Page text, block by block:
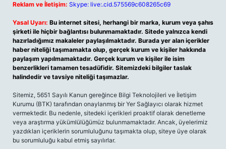
Reklam ve İletişim: Skype: live:.cid.575569c608265c69
Yasal Uyarı: Bu internet sitesi, herhangi bir marka, kurum veya şahıs
şirketi ile hiçbir bağlantısı bulunmamaktadır. Sitede yalnızca kendi
hazırladığımız makaleler paylaşılmaktadır. Burada yer alan içerikler
haber niteliği taşımamakta olup, gerçek kurum ve kişiler hakkında
paylaşım yapılmamaktadır. Gerçek kurum ve kişiler ile isim
benzerlikleri tamamen tesadüfidir. Sitemizdeki bilgiler taslak
halindedir ve tavsiye niteliği taşımazlar.
Sitemiz, 5651 Sayılı Kanun gereğince Bilgi Teknolojileri ve İletişim
Kurumu (BTK) tarafından onaylanmış bir Yer Sağlayıcı olarak hizmet
vermektedir. Bu nedenle, sitedeki içerikleri proaktif olarak denetleme
veya araştırma yükümlülüğümüz bulunmamaktadır. Ancak, üyelerimiz
yazdıkları içeriklerin sorumluluğunu taşımakta olup, siteye üye olarak
bu sorumluluğu kabul etmiş sayılırlar.